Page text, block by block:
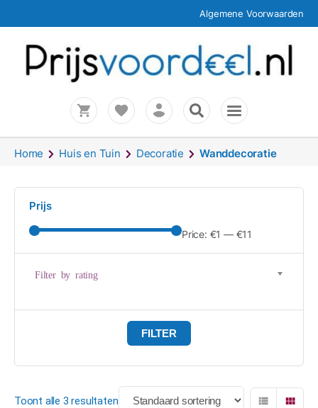
Algemene Voorwaarden
Home Huis en Tuin Decoratie Wanddecoratie
Prijs
Price: €1 — €11
Filter by rating
FILTER
Toont alle 3 resultaten